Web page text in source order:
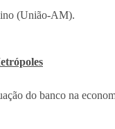
(União-AM).
do banco na